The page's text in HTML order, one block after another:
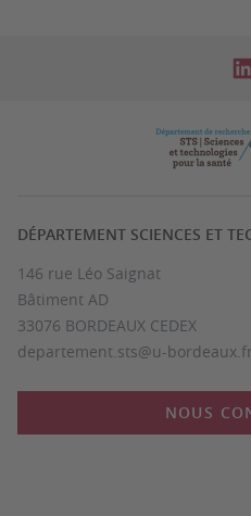
DÉPARTEMENT SCIENCES ET
146 rue Léo Saignat
Bâtiment AD
33076 BORDEAUX CEDEX
departement.sts@u-bordeaux.fr
NOUS